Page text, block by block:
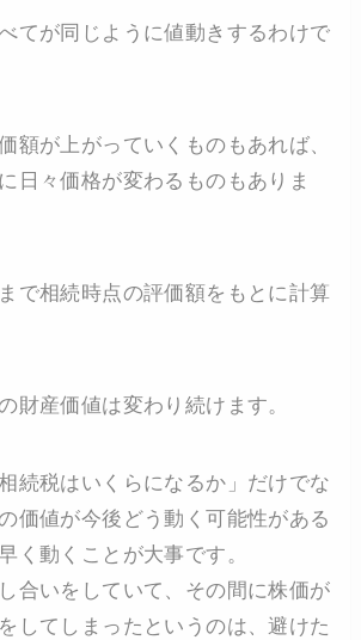
てが同じように値動きするわけで
額が上がっていくものもあれば、
日々価格が変わるものもありま
で相続時点の評価額をもとに計算
財産価値は変わり続けます。
続税はいくらになるか」だけでな
価値が今後どう動く可能性がある
く動くことが大事です。
合いをしていて、その間に株価が
してしまったというのは、避けた